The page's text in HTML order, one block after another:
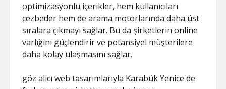
optimizasyonlu içerikler, hem kullanıcıları
cezbeder hem de arama motorlarında daha üst
sıralara çıkmayı sağlar. Bu da şirketlerin online
varlığını güçlendirir ve potansiyel müşterilere
daha kolay ulaşmasını sağlar.
göz alıcı web tasarımlarıyla Karabük Yenice'de